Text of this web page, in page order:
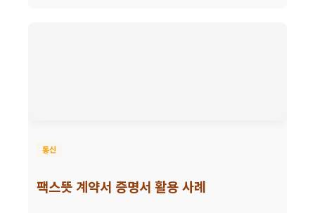
통신
팩스뜻 계약서 증명서 활용 사례